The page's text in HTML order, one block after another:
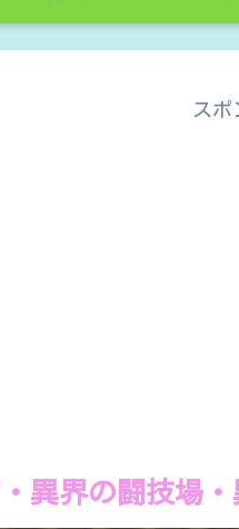
スポ
異界の闘技場